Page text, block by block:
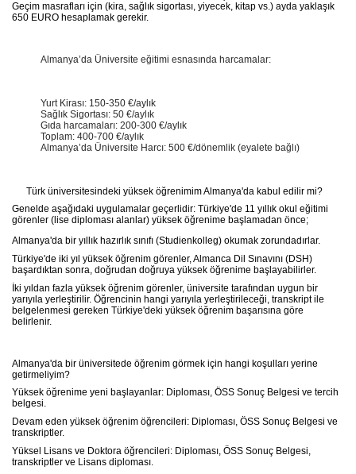
Geçim masrafları için (kira, sağlık sigortası, yiyecek, kitap vs.) ayda yaklaşık
650 EURO hesaplamak gerekir.
Almanya’da Üniversite eğitimi esnasında harcamalar:
Yurt Kirası: 150-350 €/aylık
Sağlık Sigortası: 50 €/aylık
Gıda harcamaları: 200-300 €/aylık
Toplam: 400-700 €/aylık
Almanya’da Üniversite Harcı: 500 €/dönemlik (eyalete bağlı)
Türk üniversitesindeki yüksek öğrenimim Almanya'da kabul edilir mi?
Genelde aşağıdaki uygulamalar geçerlidir: Türkiye'de 11 yıllık okul eğitimi
görenler (lise diploması alanlar) yüksek öğrenime başlamadan önce;
Almanya'da bir yıllık hazırlık sınıfı (Studienkolleg) okumak zorundadırlar.
Türkiye'de iki yıl yüksek öğrenim görenler, Almanca Dil Sınavını (DSH)
başardıktan sonra, doğrudan doğruya yüksek öğrenime başlayabilirler.
İki yıldan fazla yüksek öğrenim görenler, üniversite tarafından uygun bir
yarıyıla yerleştirilir. Öğrencinin hangi yarıyıla yerleştirileceği, transkript ile
belgelenmesi gereken Türkiye'deki yüksek öğrenim başarısına göre
belirlenir.
Almanya'da bir üniversitede öğrenim görmek için hangi koşulları yerine
getirmeliyim?
Yüksek öğrenime yeni başlayanlar: Diploması, ÖSS Sonuç Belgesi ve tercih
belgesi.
Devam eden yüksek öğrenim öğrencileri: Diploması, ÖSS Sonuç Belgesi ve
transkriptler.
Yüksel Lisans ve Doktora öğrencileri: Diploması, ÖSS Sonuç Belgesi,
transkriptler ve Lisans diploması.